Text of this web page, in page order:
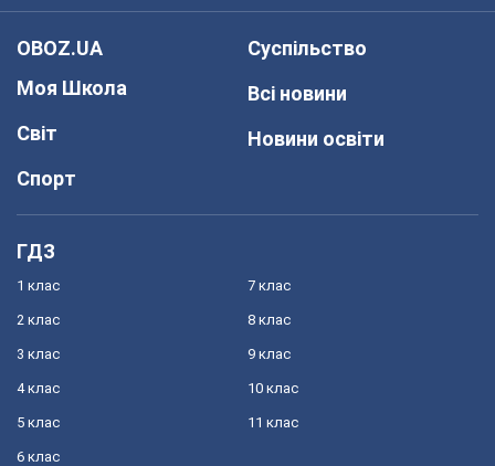
OBOZ.UA
Моя Школа
Світ
Спорт
Суспільство
Всі новини
Новини освіти
ГДЗ
1 клас
2 клас
3 клас
4 клас
5 клас
6 клас
7 клас
8 клас
9 клас
10 клас
11 клас